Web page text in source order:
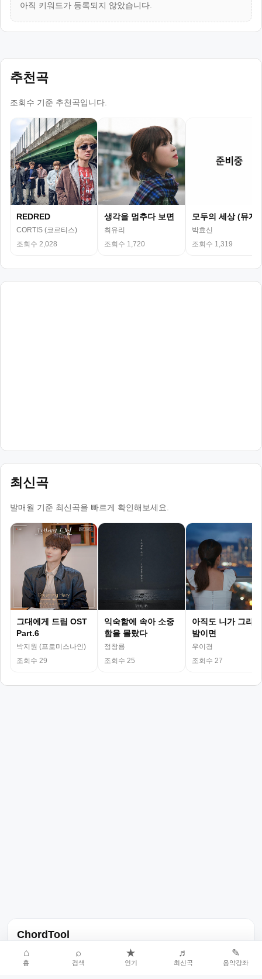
아직 키워드가 등록되지 않았습니다.
추천곡
조회수 기준 추천곡입니다.
REDRED
CORTIS (코르티스)
조회수 2,028
생각을 멈추다 보면
최유리
조회수 1,720
모두의 세상 (뮤지
박효신
조회수 1,319
최신곡
발매월 기준 최신곡을 빠르게 확인해보세요.
그대에게 드림 OST
Part.6
박지원 (프로미스나인)
조회수 29
익숙함에 속아 소중
함을 몰랐다
정창룡
조회수 25
아직도 니가 그리운
밤이면
우이경
조회수 27
ChordTool
노래 가사, 곡 정보, 코드, 악보를 한곳에서 찾을 수 있는 음악 정보
서비스입니다.
⌂
홈
⌕
검색
★
인기
♬
최신곡
✎
음악강좌